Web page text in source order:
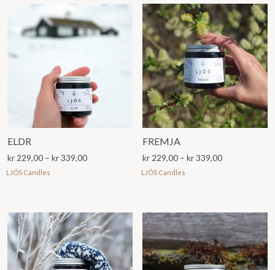
ELDR
kr 229,00 – kr339,00Prisområde:
LJÓS Candles
FREMJA
kr 229,00 – kr339,00Prisområde:
LJÓS Candles